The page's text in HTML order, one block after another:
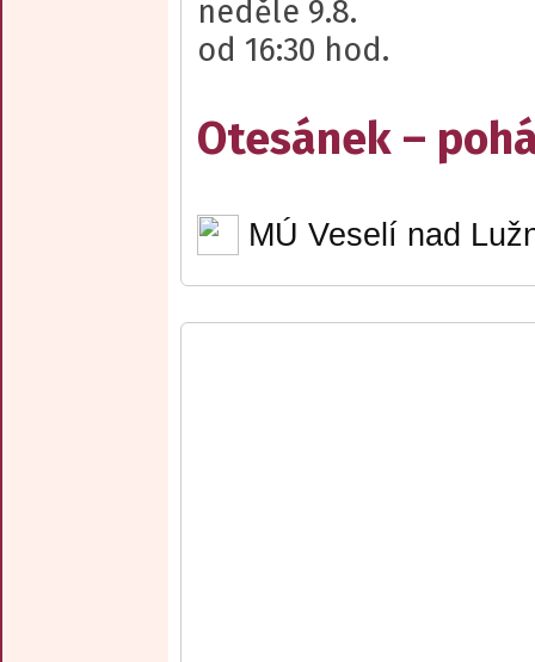
neděle 9.8.
od 16:30 hod.
Otesánek –
MÚ Veselí nad